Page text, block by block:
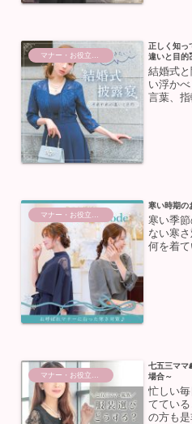
正しく知っ
違いと目的
結婚式
い浮か
言葉、指
マナー・お役立ち情報
寒い時期の
寒い季
ない寒
何を着
七五三ママ
場合～
忙しい
ててい
の方も是